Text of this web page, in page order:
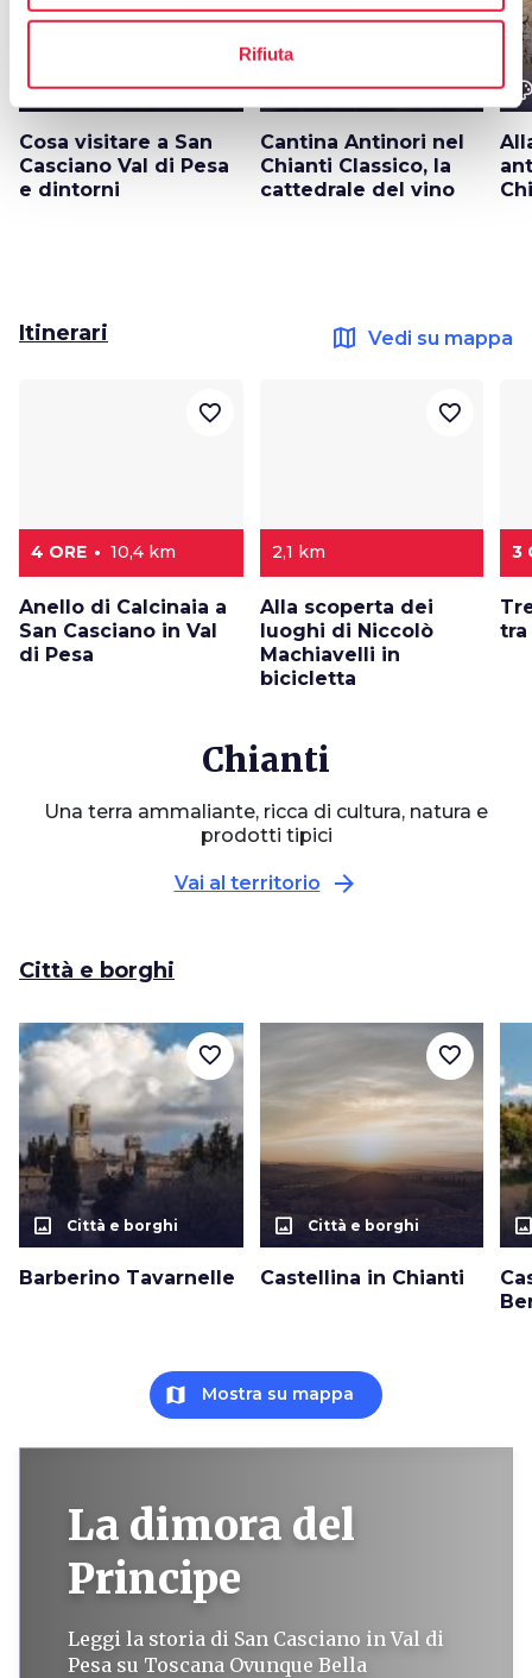
Rifiuta
color_lens Idee
Cosa visitare a San
Casciano Val di Pesa
e dintorni
color_lens Idee
Cantina Antinori nel
Chianti Classico, la
cattedrale del vino
Itinerari map Vedi su mappa
4 ORE 10,4 km
Anello di Calcinaia a
San Casciano in Val
di Pesa
favorite_border
2,1 km
Alla scoperta dei
luoghi di Niccolò
Machiavelli in
bicicletta
favorite_border
3
Chianti
Una terra ammaliante, ricca di cultura, natura e
prodotti tipici
Vai al territorio arrow_forward
Città e borghi
photo_size_select_actual Città e borghi
Barberino Tavarnelle
favorite_border
photo_size_select_actual Città e borghi
Castellina in Chianti
favorite_border
map Mostra su mappa
La dimora del
Principe
Leggi la storia di San Casciano in Val di
Pesa su Toscana Ovunque Bella